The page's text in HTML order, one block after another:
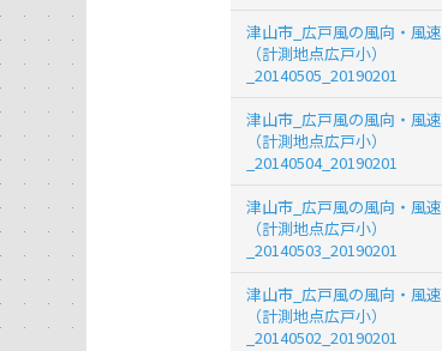
津山市_広戸風の風向・風速
（計測地点広戸小）
_20140505_20190201
津山市_広戸風の風向・風速
（計測地点広戸小）
_20140504_20190201
津山市_広戸風の風向・風速
（計測地点広戸小）
_20140503_20190201
津山市_広戸風の風向・風速
（計測地点広戸小）
_20140502_20190201